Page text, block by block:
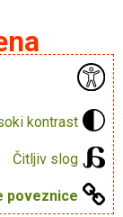
kontrast
Čitljiv slog
poveznice